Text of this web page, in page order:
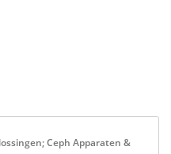
Ceph Apparaten &